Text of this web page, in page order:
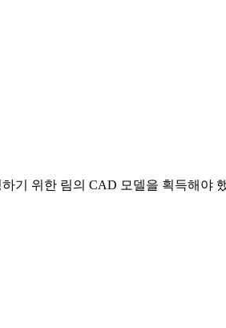
기 위한 림의 CAD 모델을 획득해야